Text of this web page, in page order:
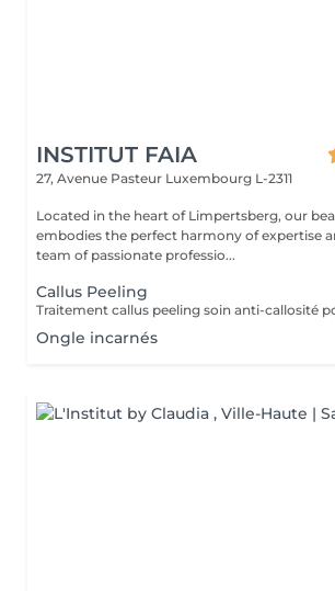
INSTITUT FAIA
27, Avenue Pasteur Luxembourg L-2311
Located in the heart of Limpertsberg, our
embodies the perfect harmony of expertise and
team of passionate professio...
Callus Peeling
Ongle incarnés